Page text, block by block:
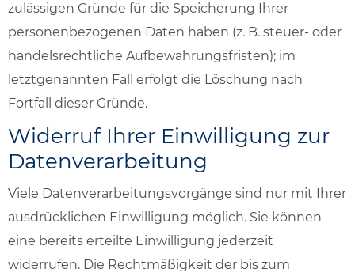
zulässigen Gründe für die Speicherung Ihrer
personenbezogenen Daten haben (z. B. steuer- oder
handelsrechtliche Aufbewahrungsfristen); im
letztgenannten Fall erfolgt die Löschung nach
Fortfall dieser Gründe.
Widerruf Ihrer Einwilligung zur
Datenverarbeitung
Viele Datenverarbeitungsvorgänge sind nur mit Ihrer
ausdrücklichen Einwilligung möglich. Sie können
eine bereits erteilte Einwilligung jederzeit
widerrufen. Die Rechtmäßigkeit der bis zum